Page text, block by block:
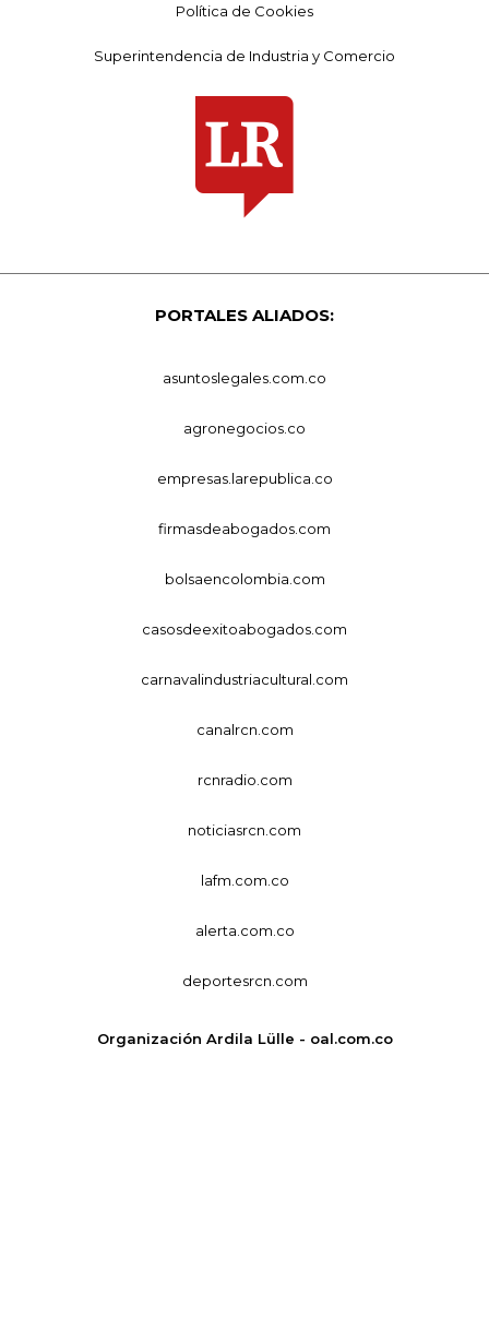
Política de Cookies
Superintendencia de Industria y Comercio
PORTALES ALIADOS:
asuntoslegales.com.co
agronegocios.co
empresas.larepublica.co
firmasdeabogados.com
bolsaencolombia.com
casosdeexitoabogados.com
carnavalindustriacultural.com
canalrcn.com
rcnradio.com
noticiasrcn.com
lafm.com.co
alerta.com.co
deportesrcn.com
Organización Ardila Lülle - oal.com.co